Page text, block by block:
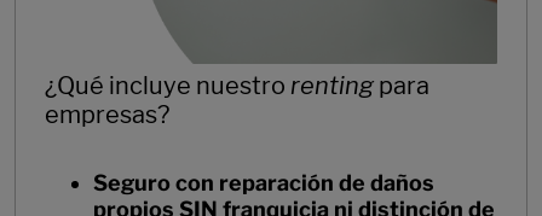
¿Qué incluye nuestro renting para
empresas?
Seguro con reparación de daños
propios SIN franquicia ni distinción de